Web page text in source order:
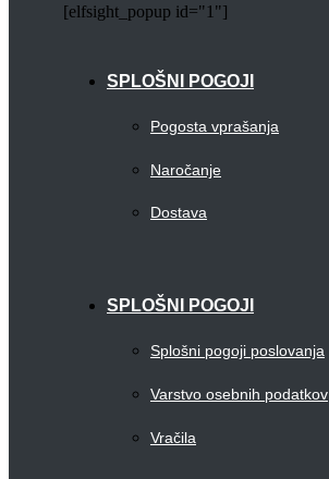
[elfsight_popup id="1"]
SPLOŠNI POGOJI
Pogosta vprašanja
Naročanje
Dostava
SPLOŠNI POGOJI
Splošni pogoji poslovanja
Varstvo osebnih podatkov
Vračila